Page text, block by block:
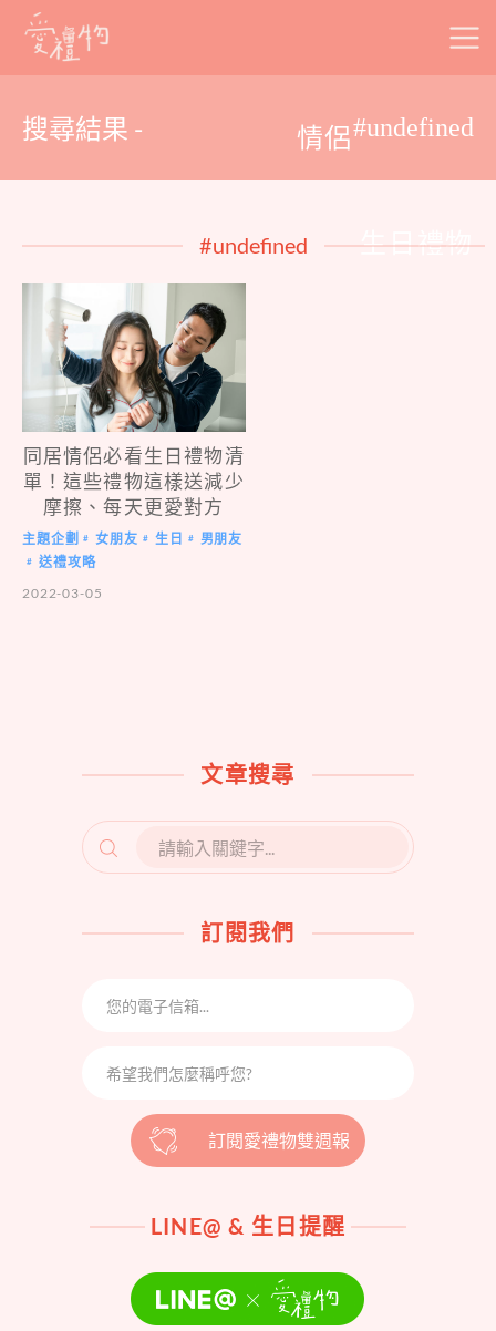
Skip
搜尋結果 - #undefined
情侶
生日禮物
#undefined
同居情侶必看生日禮物清
單！這些禮物這樣送減少
摩擦、每天更愛對方
主題企劃 # 女朋友 # 生日 # 男朋友
# 送禮攻略
2022-03-05
文章搜尋
SEARCH
FOR:
訂閱我們
訂閱愛禮物雙週報
LINE@ & 生日提醒